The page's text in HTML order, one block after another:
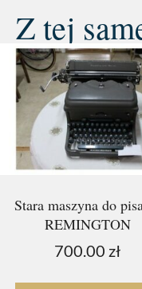
Z tej
Stara maszyna do
REMINGTON
700.00 zł